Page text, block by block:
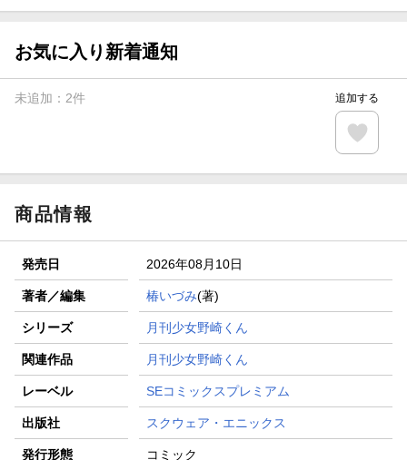
お気に入り新着通知
未追加： 2件 追加する
商品情報
発売日 2026年08月10日
著者／編集 椿いづみ(著)
シリーズ 月刊少女野崎くん
関連作品 月刊少女野崎くん
レーベル SEコミックスプレミアム
出版社 スクウェア・エニックス
発行形態 コミック